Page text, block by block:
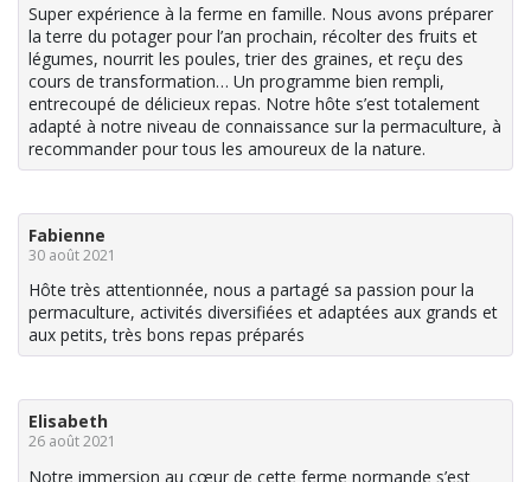
Super expérience à la ferme en famille. Nous avons préparer
la terre du potager pour l’an prochain, récolter des fruits et
légumes, nourrit les poules, trier des graines, et reçu des
cours de transformation… Un programme bien rempli,
entrecoupé de délicieux repas. Notre hôte s’est totalement
adapté à notre niveau de connaissance sur la permaculture, à
recommander pour tous les amoureux de la nature.
Fabienne
30 août 2021
Hôte très attentionnée, nous a partagé sa passion pour la
permaculture, activités diversifiées et adaptées aux grands et
aux petits, très bons repas préparés
Elisabeth
26 août 2021
Notre immersion au cœur de cette ferme normande s’est